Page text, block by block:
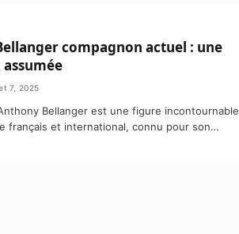
compagnon actuel : une
7, 2025
Bellanger est une figure incontournable
français et international, connu pour son…